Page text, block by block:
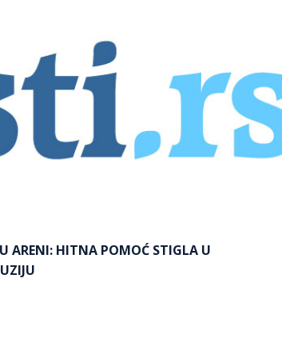
ARENI: HITNA POMOĆ STIGLA U